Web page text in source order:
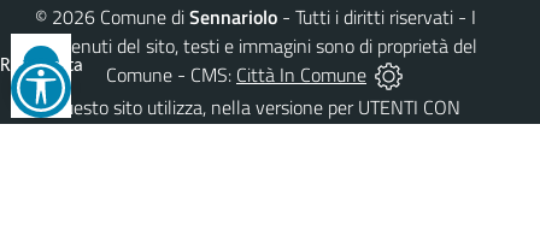
© 2026 Comune diSennariolo - Tutti i diritti riservati - I
contenuti del sito, testi e immagini sono di proprietà del
Comune - CMS: Città In Comune
Questo sito utilizza, nella versione per UTENTI CON
Reimposta
tutto